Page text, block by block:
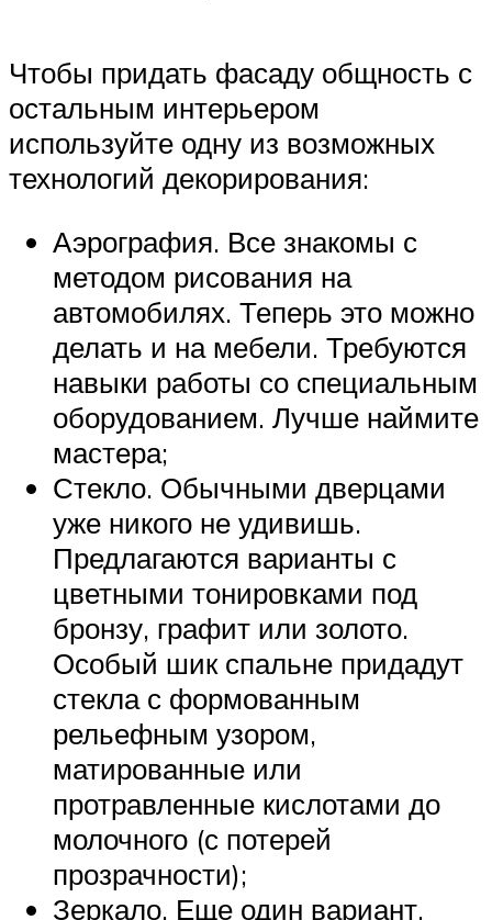
Чтобы придать фасаду общность с
остальным интерьером
используйте одну из возможных
технологий декорирования:
Аэрография. Все знакомы с
методом рисования на
автомобилях. Теперь это можно
делать и на мебели. Требуются
навыки работы со специальным
оборудованием. Лучше наймите
мастера;
Стекло. Обычными дверцами
уже никого не удивишь.
Предлагаются варианты с
цветными тонировками под
бронзу, графит или золото.
Особый шик спальне придадут
стекла с формованным
рельефным узором,
матированные или
протравленные кислотами до
молочного (с потерей
прозрачности);
Зеркало. Еще один вариант,